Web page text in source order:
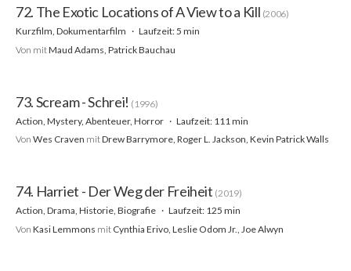
72. The Exotic Locations of A View to a Kill (2006)
Kurzfilm, Dokumentarfilm
Laufzeit: 5 min
Von mitMaud Adams, Patrick Bauchau
73. Scream - Schrei! (1996)
Action, Mystery, Abenteuer, Horror
Laufzeit: 111 min
Von Wes Craven mitDrew Barrymore, Roger L. Jackson, Kevin Patrick Walls
74. Harriet - Der Weg der Freiheit (2019)
Action, Drama, Historie, Biografie
Laufzeit: 125 min
Von Kasi Lemmons mit Cynthia Erivo, Leslie Odom Jr., Joe Alwyn